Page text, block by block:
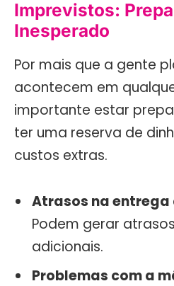
Imprevistos:
Inesperado
Por mais que a gente
acontecem em
importante estar
ter uma reserva de
custos extras.
Atrasos na
Podem gerar
adicionais.
Problemas com a